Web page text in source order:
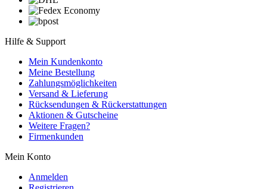
Hilfe & Support
Mein Kundenkonto
Meine Bestellung
Zahlungsmöglichkeiten
Versand & Lieferung
Rücksendungen & Rückerstattungen
Aktionen & Gutscheine
Weitere Fragen?
Firmenkunden
Mein Konto
Anmelden